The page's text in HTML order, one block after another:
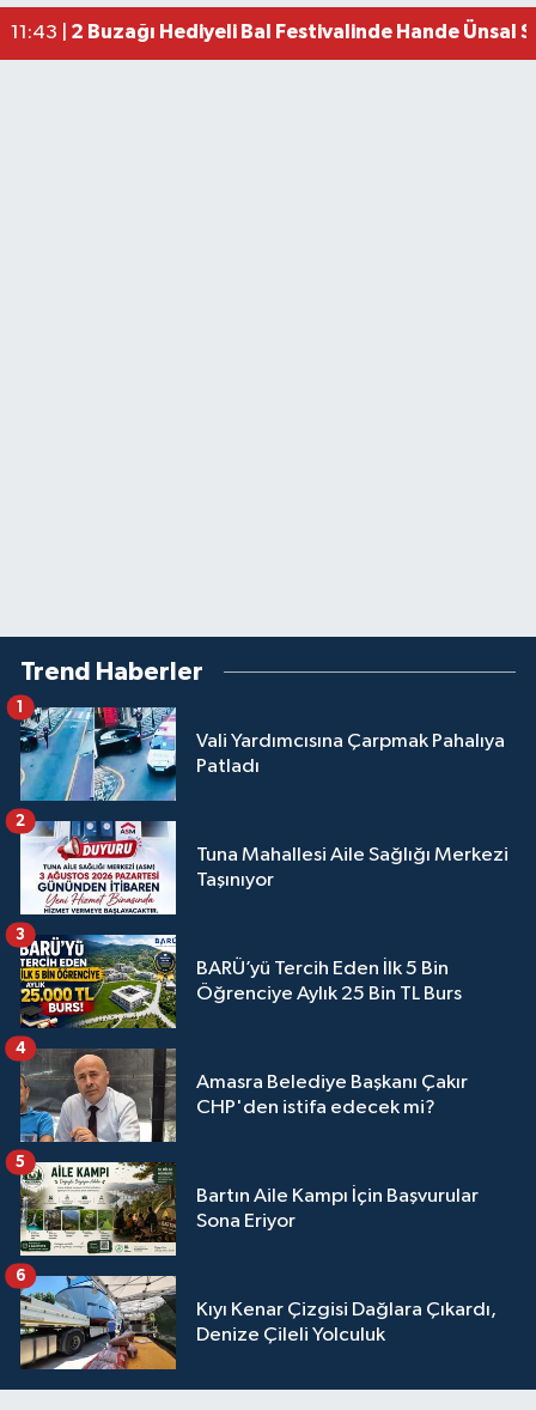
11:43 | 2 Buzağı Hediyeli Bal Festivalinde Hande Ünsal
Trend Haberler
Vali Yardımcısına Çarpmak Pahalıya
Patladı
1
Tuna Mahallesi Aile Sağlığı Merkezi
Taşınıyor
2
BARÜ’yü Tercih Eden İlk 5 Bin
Öğrenciye Aylık 25 Bin TL Burs
3
Amasra Belediye Başkanı Çakır
CHP'den istifa edecek mi?
4
Bartın Aile Kampı İçin Başvurular
Sona Eriyor
5
Kıyı Kenar Çizgisi Dağlara Çıkardı,
Denize Çileli Yolculuk
6